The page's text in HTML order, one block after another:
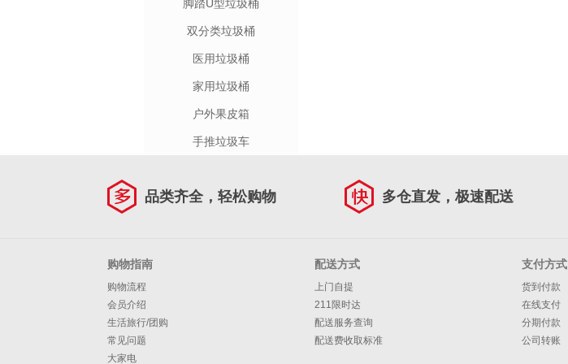
脚踏U型垃圾桶
双分类垃圾桶
医用垃圾桶
家用垃圾桶
户外果皮箱
手推垃圾车
品类齐全，轻松购物 多仓直发，极速配送
购物指南
购物流程
会员介绍
生活旅行/团购
常见问题
大家电
配送方式
上门自提
211限时达
配送服务查询
配送费收取标准
支付方式
货到付款
在线支付
分期付款
公司转账